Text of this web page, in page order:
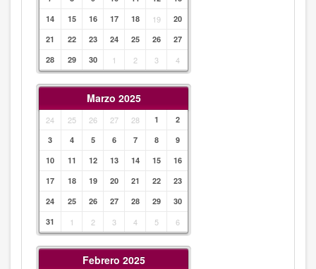
14
15 16 17 18 19
20
21
22 23 24 25 26
27
28
29 30 1 2 3 4
Marzo 2025
24 25 26 27 28 1
2
3
4 5 6 7 8
9
10
11 12 13 14 15
16
17
18 19 20 21 22
23
24
25 26 27 28 29
30
31
1 2 3 4 5 6
Febrero 2025